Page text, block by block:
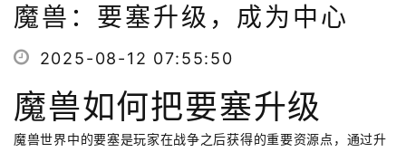
魔兽：要塞升级，成为中心
2025-08-12 07:55:50
魔兽如何把要塞升级
魔兽世界中的要塞是玩家在战争之后获得的重要资源点，通过升